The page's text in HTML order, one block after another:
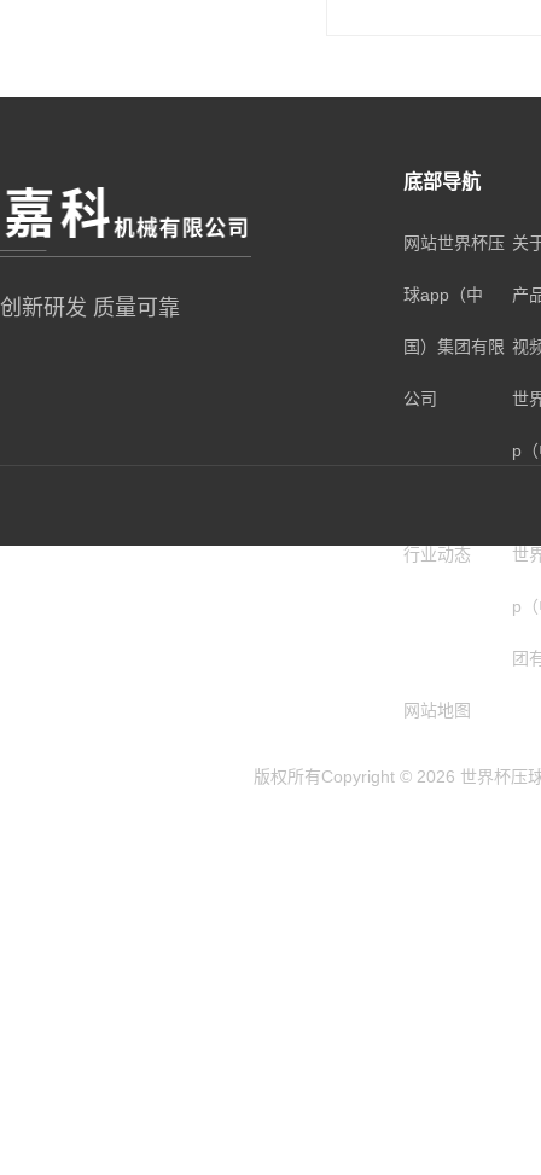
创新研发 质量可靠
底部导航
网站世界杯压
球app（中
国）集团有限
公司
关
产
视
世
p
行业动态 世
p
团
网站地图
版权所有Copyright © 2026 世界杯压